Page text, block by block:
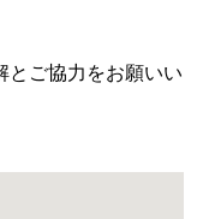
とご協力をお願いい